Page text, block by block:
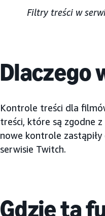
Filtry treści w
Dlaczego
Kontrole treści dla
treści, które są zgodne
nowe kontrole
serwisie Twitch.
Gdzie ta